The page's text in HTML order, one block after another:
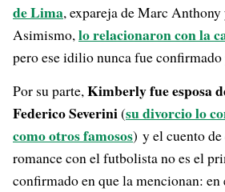
de Lima, expareja de Marc Anthony
Asimismo,lo relacionaron con la
pero ese idilio nunca fue
Por su parte,Kimberly fue esposa
Federico Severini(su divorcio lo
como otros famosos) y el cuento
romance con el futbolista no es el
confirmado en que la mencionan: en